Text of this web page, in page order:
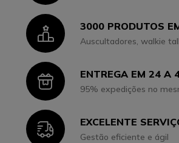
Icon3000 PRODUTOS
Auscultadores, walkie
IconENTREGA EM 24 A
95% expedições no
IconEXCELENTE
Gestão eficiente e ágil